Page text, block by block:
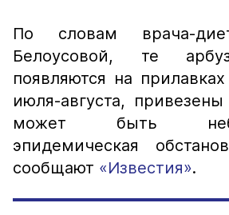
По словам врача-
Белоусовой, те
появляются на
июля-августа,
может быть
эпидемическая
сообщают «Известия».